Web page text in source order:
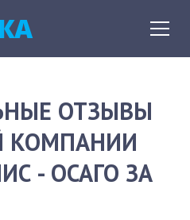
ОТЗЫВЫ
КОМПАНИИ
- ОСАГО ЗА